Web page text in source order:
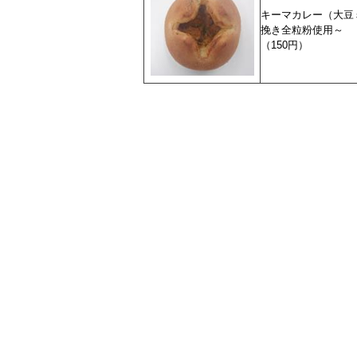
キーマカレー（大
挽き全粒粉使用～
（150円）